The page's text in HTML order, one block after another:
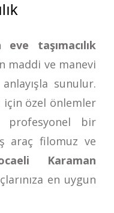
taşımacılık
maddi ve manevi
sunulur.
için özel önlemler
profesyonel bir
araç filomuz ve
Karaman
en uygun